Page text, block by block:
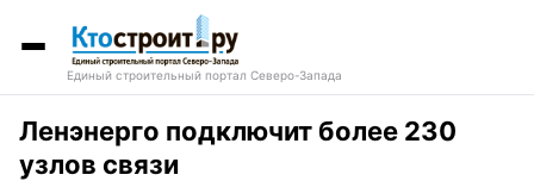
Единый строительный портал Северо-Запада
Ленэнерго подключит более 230
узлов связи